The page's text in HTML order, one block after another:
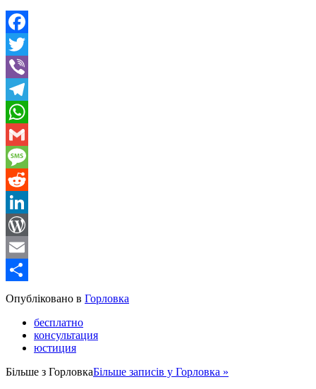
Facebook
Twitter
Viber
Telegram
WhatsApp
Gmail
Message
Reddit
LinkedIn
WordPress
Email
Share
Опубліковано в Горловка
бесплатно
консультация
юстиция
Більше з ГорловкаБільше записів у Горловка »